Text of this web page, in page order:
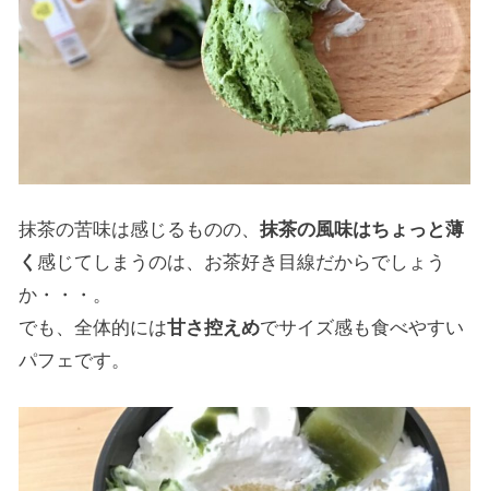
抹茶の苦味は感じるものの、抹茶の風味はちょっと薄
く 感じてしまうのは、お茶好き目線だからでしょう
か・・・。
でも、全体的には甘さ控えめでサイズ感も食べやすい
パフェです。